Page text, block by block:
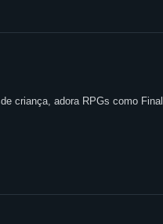
criança, adora RPGs como Final